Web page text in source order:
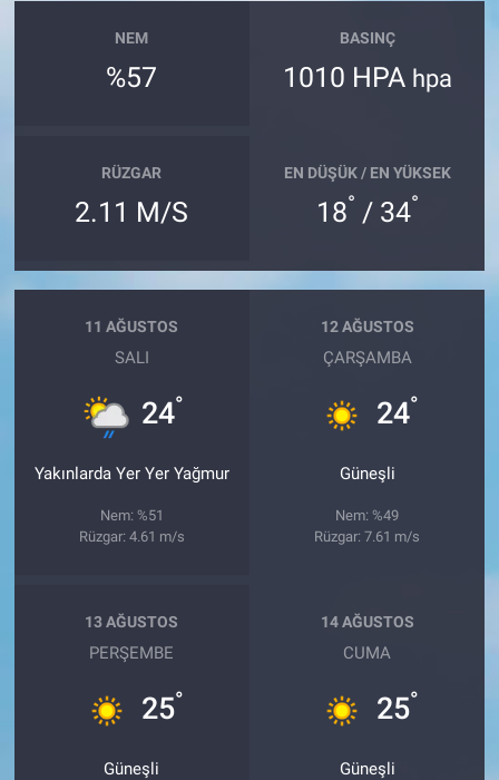
NEM
%57
BASINÇ
1010 HPA hpa
RÜZGAR
2.11 M/S
EN DÜŞÜK / EN YÜKSEK
18° / 34°
11 AĞUSTOS
SALI
24°
Yakınlarda Yer Yer Yağmur
Nem: %51
Rüzgar: 4.61 m/s
12 AĞUSTOS
ÇARŞAMBA
24°
Güneşli
Nem: %49
Rüzgar: 7.61 m/s
13 AĞUSTOS
PERŞEMBE
25°
Güneşli
14 AĞUSTOS
CUMA
25°
Güneşli